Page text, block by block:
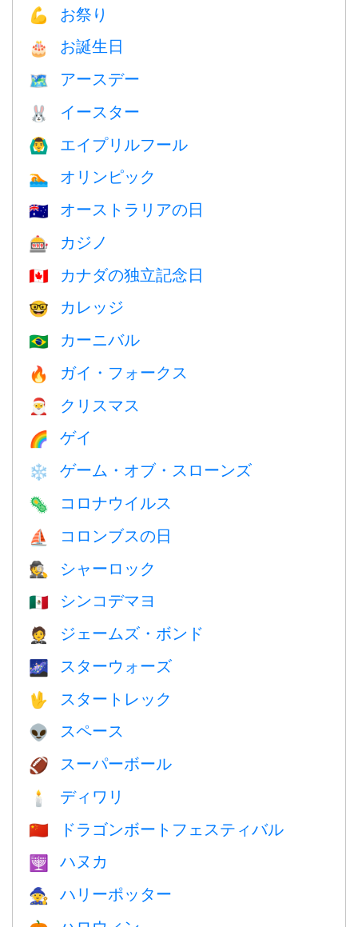
💪 お祭り
🎂 お誕生日
🗺️ アースデー
🐰 イースター
🙆‍♂️ エイプリルフール
🏊 オリンピック
🇦🇺 オーストラリアの日
🎰 カジノ
🇨🇦 カナダの独立記念日
🤓 カレッジ
🇧🇷 カーニバル
🔥 ガイ・フォークス
🎅 クリスマス
🌈 ゲイ
❄️ ゲーム・オブ・スローンズ
🦠 コロナウイルス
⛵️ コロンブスの日
🕵️ シャーロック
🇲🇽 シンコデマヨ
🤵 ジェームズ・ボンド
🌌 スターウォーズ
🖖 スタートレック
👽 スペース
🏈 スーパーボール
🕯 ディワリ
🇨🇳 ドラゴンボートフェスティバル
🕎 ハヌカ
🧙 ハリーポッター